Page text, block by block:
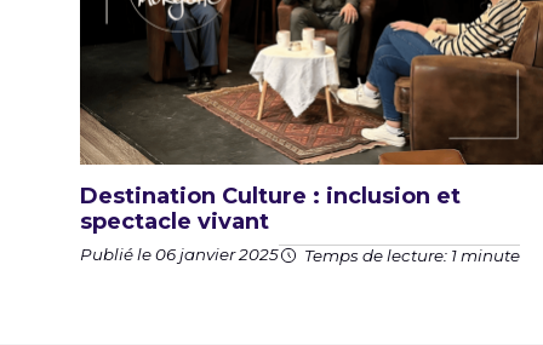
Destination Culture : inclusion et
spectacle vivant
Publié le 06 janvier 2025 Temps de lecture: 1 minute